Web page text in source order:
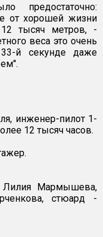
предостаточно:
от хорошей жизни
тысяч метров, -
веса это очень
й секунде даже
инженер-пилот 1-
12 тысяч часов.
Лилия Мармышева,
стюард -